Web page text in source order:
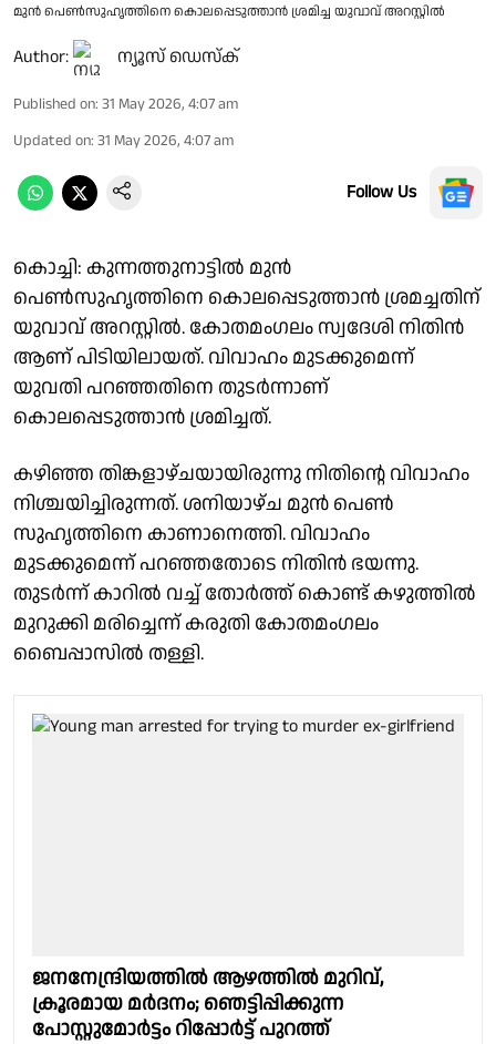
മുൻ പെൺസുഹൃത്തിനെ കൊലപ്പെടുത്താൻ ശ്രമിച്ച യുവാവ് അറസ്റ്റിൽ
Author: ന്യൂസ് ഡെസ്ക്
Published on: 31 May 2026, 4:07 am
Updated on: 31 May 2026, 4:07 am
Follow Us
കൊച്ചി: കുന്നത്തുനാട്ടിൽ മുൻ
പെൺസുഹൃത്തിനെ കൊലപ്പെടുത്താൻ ശ്രമച്ചതിന്
യുവാവ് അറസ്റ്റിൽ. കോതമംഗലം സ്വദേശി നിതിൻ
ആണ് പിടിയിലായത്. വിവാഹം മുടക്കുമെന്ന്
യുവതി പറഞ്ഞതിനെ തുടർന്നാണ്
കൊലപ്പെടുത്താൻ ശ്രമിച്ചത്.
കഴിഞ്ഞ തിങ്കളാഴ്ചയായിരുന്നു നിതിൻ്റെ വിവാഹം
നിശ്ചയിച്ചിരുന്നത്. ശനിയാഴ്ച മുൻ പെൺ
സുഹൃത്തിനെ കാണാനെത്തി. വിവാഹം
മുടക്കുമെന്ന് പറഞ്ഞതോടെ നിതിൻ ഭയന്നു.
തുടർന്ന് കാറിൽ വച്ച് തോർത്ത് കൊണ്ട് കഴുത്തിൽ
മുറുക്കി മരിച്ചെന്ന് കരുതി കോതമംഗലം
ബൈപ്പാസിൽ തള്ളി.
ജനനേന്ദ്രിയത്തിൽ ആഴത്തിൽ മുറിവ്,
ക്രൂരമായ മർദനം; ഞെട്ടിപ്പിക്കുന്ന
പോസ്റ്റുമോർട്ടം റിപ്പോർട്ട് പുറത്ത്